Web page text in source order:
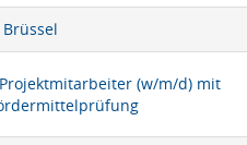
(w/m/d) mit